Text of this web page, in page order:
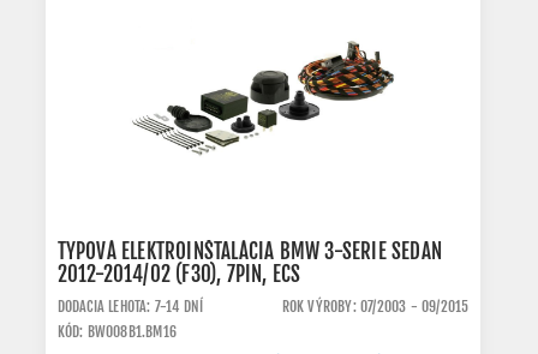
TYPOVÁ ELEKTROINŠTALÁCIA BMW 3-SERIE SEDAN
2012-2014/02 (F30), 7PIN, ECS
DODACIA LEHOTA: 7-14 DNÍ
ROK VÝROBY: 07/2003 - 09/2015
KÓD: BW008B1.BM16